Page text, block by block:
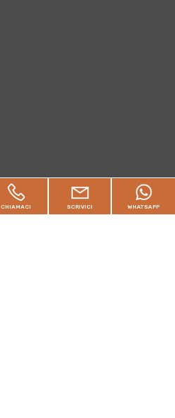
CHIAMACI SCRIVICI WHATSAPP